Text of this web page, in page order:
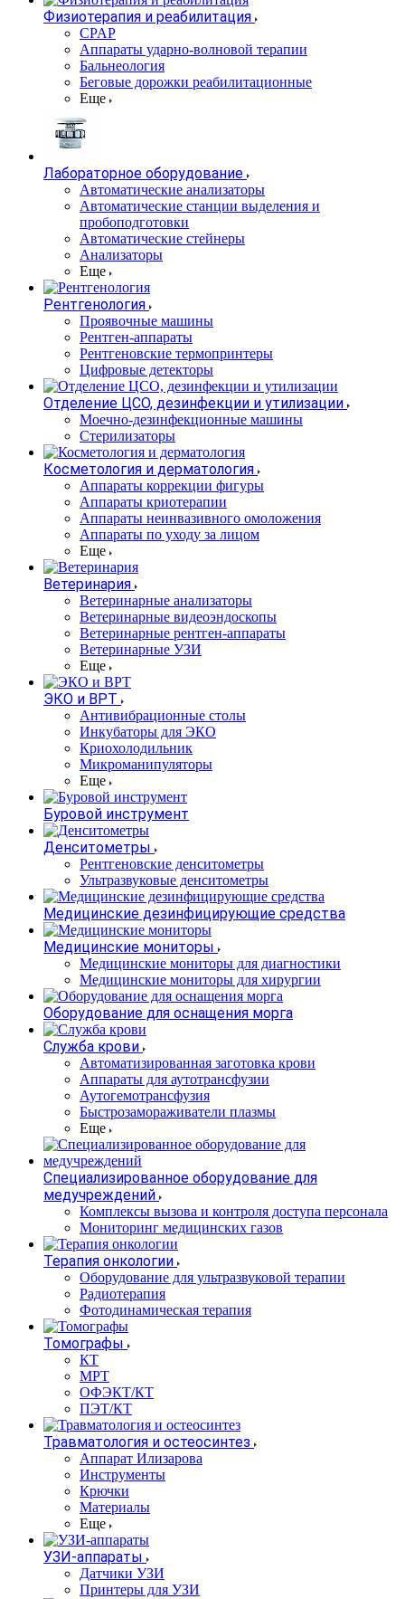
Физиотерапия и реабилитация
CPAP
Аппараты ударно-волновой терапии
Бальнеология
Беговые дорожки реабилитационные
Еще
Лабораторное оборудование
Автоматические анализаторы
Автоматические станции выделения и
пробоподготовки
Автоматические стейнеры
Анализаторы
Еще
Рентгенология
Проявочные машины
Рентген-аппараты
Рентгеновские термопринтеры
Цифровые детекторы
Отделение ЦСО, дезинфекции и утилизации
Моечно-дезинфекционные машины
Стерилизаторы
Косметология и дерматология
Аппараты коррекции фигуры
Аппараты криотерапии
Аппараты неинвазивного омоложения
Аппараты по уходу за лицом
Еще
Ветеринария
Ветеринарные анализаторы
Ветеринарные видеоэндоскопы
Ветеринарные рентген-аппараты
Ветеринарные УЗИ
Еще
ЭКО и ВРТ
Антивибрационные столы
Инкубаторы для ЭКО
Криохолодильник
Микроманипуляторы
Еще
Буровой инструмент
Денситометры
Рентгеновские денситометры
Ультразвуковые денситометры
Медицинские дезинфицирующие средства
Медицинские мониторы
Медицинские мониторы для диагностики
Медицинские мониторы для хирургии
Оборудование для оснащения морга
Служба крови
Автоматизированная заготовка крови
Аппараты для аутотрансфузии
Аутогемотрансфузия
Быстрозамораживатели плазмы
Еще
Специализированное оборудование для
медучреждений
Комплексы вызова и контроля доступа персонала
Мониторинг медицинских газов
Терапия онкологии
Оборудование для ультразвуковой терапии
Радиотерапия
Фотодинамическая терапия
Томографы
КТ
МРТ
ОФЭКТ/КТ
ПЭТ/КТ
Травматология и остеосинтез
Аппарат Илизарова
Инструменты
Крючки
Материалы
Еще
УЗИ-аппараты
Датчики УЗИ
Принтеры для УЗИ